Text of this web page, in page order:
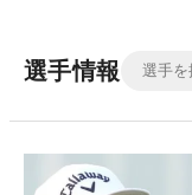
選手情報